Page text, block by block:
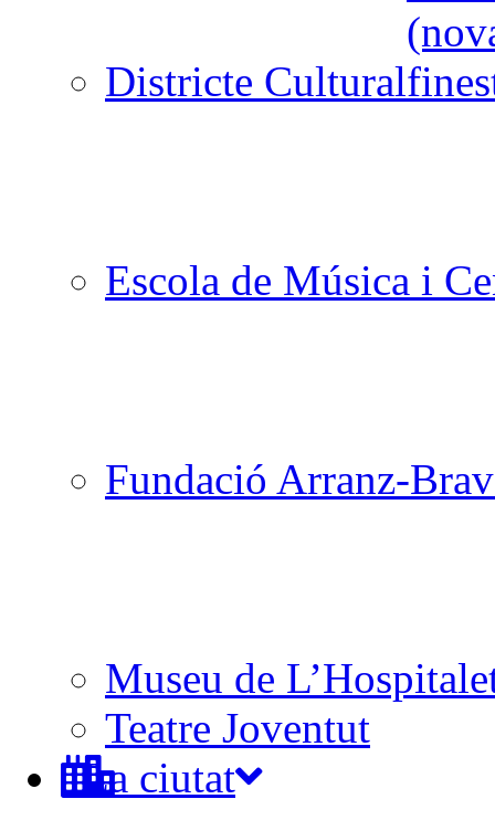
Districte Cultural
Escola de Música i
Fundació Arranz-
Museu de
Teatre Joventut
La ciutat